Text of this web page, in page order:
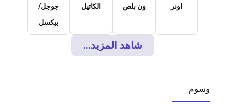
اونر ون بلص الكاتيل
جوجل/
بيكسل
شاهد المزيد...
وسوم